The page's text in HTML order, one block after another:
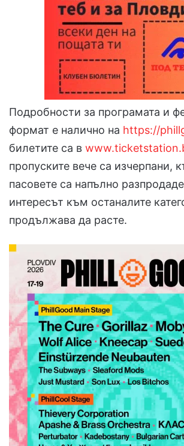
Подробности за програмата и
формат е налично на https://
билетите са в
пропуските вече са изчерпани,
пасовете са напълно
интересът към останалите
продължава да расте.